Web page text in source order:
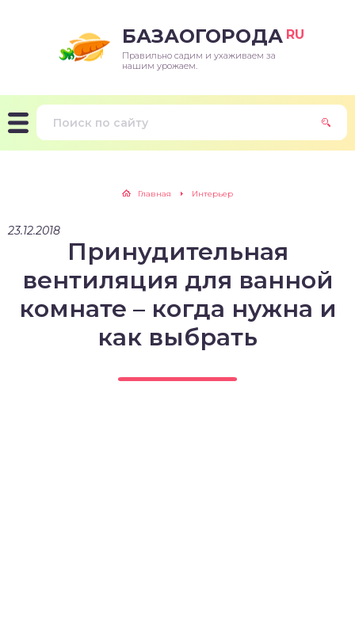
БАЗАОГОРОДА RU
Правильно садим и ухаживаем за
нашим урожаем.
Главная Интерьер
23.12.2018
Принудительная
вентиляция для ванной
комнате – когда нужна и
как выбрать